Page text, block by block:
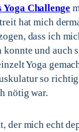
Yoga Challenge
hat mich
dass ich
konnte und auch
Yoga
so
nötig war.
der mich echt